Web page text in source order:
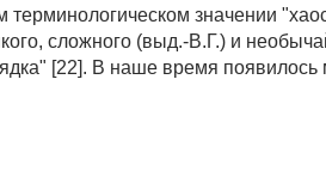
терминологическом значении
сложного (выд.-В.Г.) и
[22]. В наше время появилось